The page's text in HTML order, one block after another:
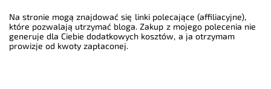
Na stronie mogą znajdować się linki polecające (affiliacyjne),
które pozwalają utrzymać bloga. Zakup z mojego polecenia nie
generuje dla Ciebie dodatkowych kosztów, a ja otrzymam
prowizje od kwoty zapłaconej.